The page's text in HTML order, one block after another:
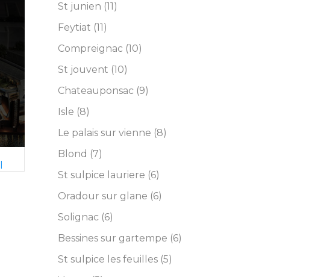
St junien (11)
Feytiat (11)
Compreignac (10)
St jouvent (10)
Chateauponsac (9)
Isle (8)
Le palais sur vienne (8)
Blond (7)
St sulpice lauriere (6)
Oradour sur glane (6)
Solignac (6)
Bessines sur gartempe (6)
St sulpice les feuilles (5)